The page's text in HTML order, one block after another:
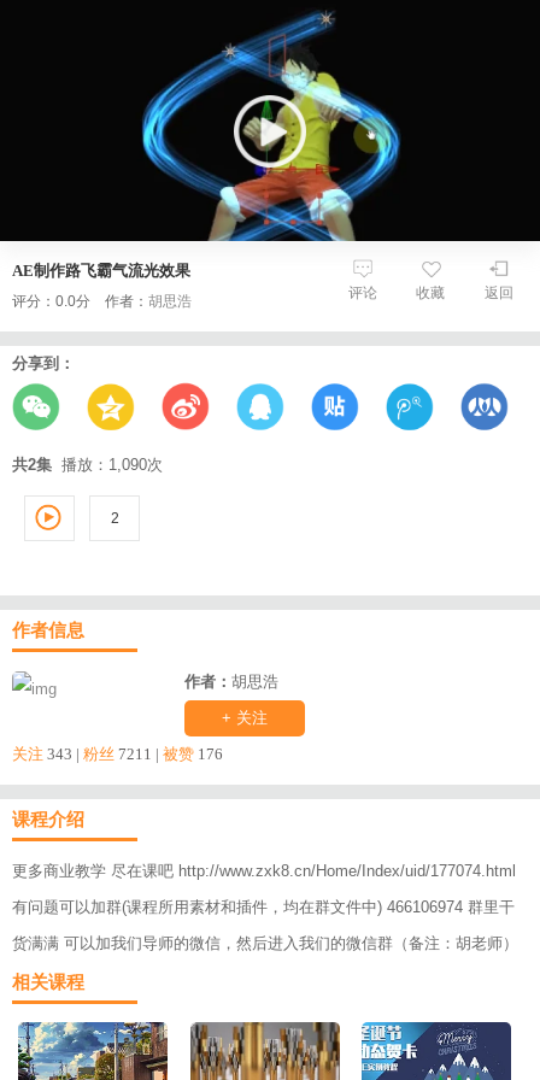
AE制作路飞霸气流光效果
评分：0.0分 作者： 胡思浩 返回
收藏
评论
分享到：
共2集 播放：1,090次
2
作者信息
作者：胡思浩
+ 关注
关注 343 | 粉丝 7211 | 被赞 176
课程介绍
更多商业教学 尽在课吧 http://www.zxk8.cn/Home/Index/uid/177074.html
有问题可以加群(课程所用素材和插件，均在群文件中) 466106974 群里干
货满满 可以加我们导师的微信，然后进入我们的微信群（备注：胡老师）
相关课程